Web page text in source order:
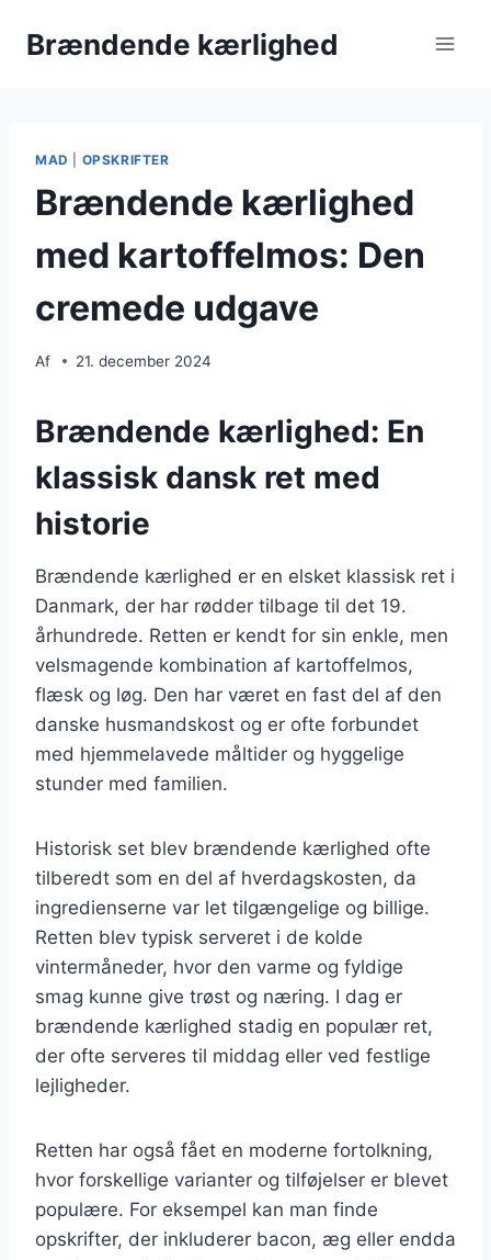
Brændende kærlighed
MAD OPSKRIFTER
Brændende kærlighed
med kartoffelmos: Den
cremede udgave
Af 21. december 2024
Brændende kærlighed: En
klassisk dansk ret med
historie
Brændende kærlighed er en elsket klassisk ret i
Danmark, der har rødder tilbage til det 19.
århundrede. Retten er kendt for sin enkle, men
velsmagende kombination af kartoffelmos,
flæsk og løg. Den har været en fast del af den
danske husmandskost og er ofte forbundet
med hjemmelavede måltider og hyggelige
stunder med familien.
Historisk set blev brændende kærlighed ofte
tilberedt som en del af hverdagskosten, da
ingredienserne var let tilgængelige og billige.
Retten blev typisk serveret i de kolde
vintermåneder, hvor den varme og fyldige
smag kunne give trøst og næring. I dag er
brændende kærlighed stadig en populær ret,
der ofte serveres til middag eller ved festlige
lejligheder.
Retten har også fået en moderne fortolkning,
hvor forskellige varianter og tilføjelser er blevet
populære. For eksempel kan man finde
opskrifter, der inkluderer bacon, æg eller endda